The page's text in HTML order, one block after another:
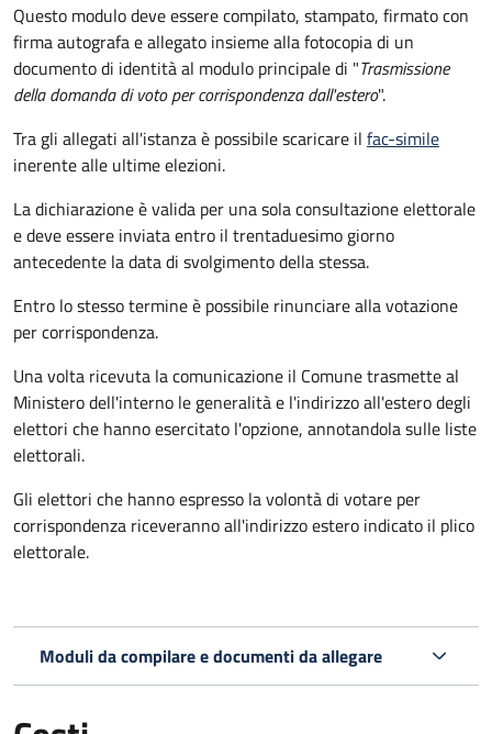
Questo modulo deve essere compilato, stampato, firmato con
firma autografa e allegato insieme alla fotocopia di un
documento di identità al modulo principale di "Trasmissione
della domanda di voto per corrispondenza dall'estero".
Tra gli allegati all'istanza è possibile scaricare il fac-simile
inerente alle ultime elezioni.
La dichiarazione è valida per una sola consultazione elettorale
e deve essere inviata entro il trentaduesimo giorno
antecedente la data di svolgimento della stessa.
Entro lo stesso termine è possibile rinunciare alla votazione
per corrispondenza.
Una volta ricevuta la comunicazione il Comune trasmette al
Ministero dell'interno le generalità e l'indirizzo all'estero degli
elettori che hanno esercitato l'opzione, annotandola sulle liste
elettorali.
Gli elettori che hanno espresso la volontà di votare per
corrispondenza riceveranno all'indirizzo estero indicato il plico
elettorale.
Moduli da compilare e documenti da allegare